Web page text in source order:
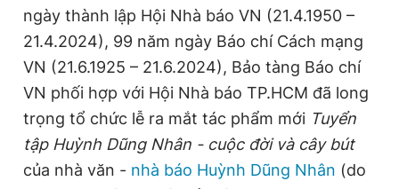
Đọc Thanh Niên trên điện thoại
ngày thành lập Hội Nhà báo VN (21.4.1950 –
21.4.2024), 99 năm ngày Báo chí Cách mạng
VN (21.6.1925 – 21.6.2024), Bảo tàng Báo chí
VN phối hợp với Hội Nhà báo TP.HCM đã long
trọng tổ chức lễ ra mắt tác phẩm mới Tuyển
tập Huỳnh Dũng Nhân - cuộc đời và cây bút
của nhà văn - nhà báo Huỳnh Dũng Nhân (do